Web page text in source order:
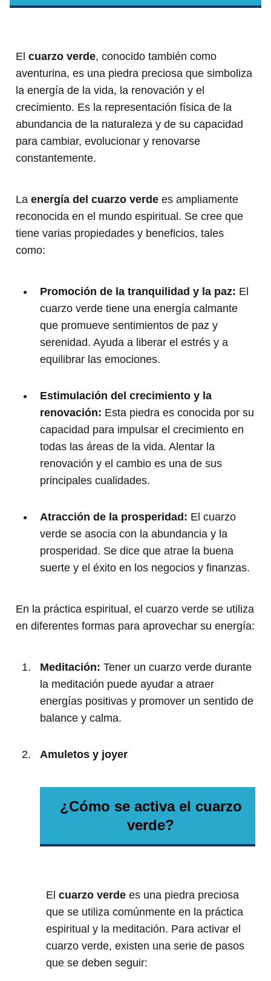
El cuarzo verde, conocido también como
aventurina, es una piedra preciosa que simboliza
la energía de la vida, la renovación y el
crecimiento. Es la representación física de la
abundancia de la naturaleza y de su capacidad
para cambiar, evolucionar y renovarse
constantemente.
La energía del cuarzo verde es ampliamente
reconocida en el mundo espiritual. Se cree que
tiene varias propiedades y beneficios, tales
como:
Promoción de la tranquilidad y la paz: El
cuarzo verde tiene una energía calmante
que promueve sentimientos de paz y
serenidad. Ayuda a liberar el estrés y a
equilibrar las emociones.
Estimulación del crecimiento y la
renovación: Esta piedra es conocida por su
capacidad para impulsar el crecimiento en
todas las áreas de la vida. Alentar la
renovación y el cambio es una de sus
principales cualidades.
Atracción de la prosperidad: El cuarzo
verde se asocia con la abundancia y la
prosperidad. Se dice que atrae la buena
suerte y el éxito en los negocios y finanzas.
En la práctica espiritual, el cuarzo verde se utiliza
en diferentes formas para aprovechar su energía:
Meditación: Tener un cuarzo verde durante
la meditación puede ayudar a atraer
energías positivas y promover un sentido de
balance y calma.
Amuletos y joyer
¿Cómo se activa el cuarzo
verde?
El cuarzo verde es una piedra preciosa
que se utiliza comúnmente en la práctica
espiritual y la meditación. Para activar el
cuarzo verde, existen una serie de pasos
que se deben seguir: